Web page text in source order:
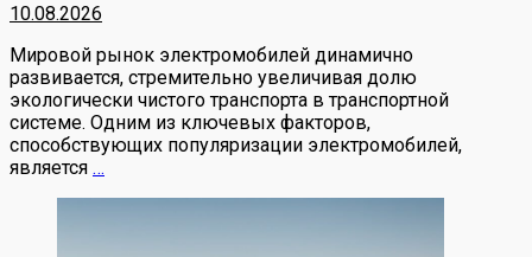
10.08.2026
Мировой рынок электромобилей динамично
развивается, стремительно увеличивая долю
экологически чистого транспорта в транспортной
системе. Одним из ключевых факторов,
способствующих популяризации электромобилей,
является …